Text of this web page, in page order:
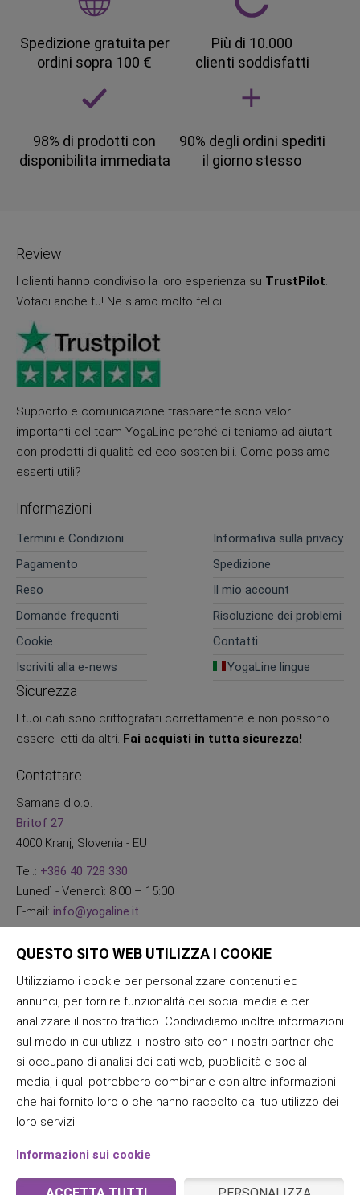
Spedizione gratuita per
ordini sopra 100 €
Più di 10.000
clienti soddisfatti
98% di prodotti con
disponibilita immediata
90% degli ordini spediti
il giorno stesso
Review
I clienti hanno condiviso la loro esperienza su TrustPilot.
Votaci anche tu! Ne siamo molto felici.
Supporto e comunicazione trasparente sono valori
importanti del team YogaLine perché ci teniamo ad aiutarti
con prodotti di qualità ed eco-sostenibili. Come possiamo
esserti utili?
Informazioni
Termini e Condizioni
Informativa sulla privacy
Pagamento
Spedizione
Reso
Il mio account
Domande frequenti
Risoluzione dei problemi
Cookie
Contatti
Iscriviti alla e-news
YogaLine lingue
Sicurezza
I tuoi dati sono crittografati correttamente e non possono
essere letti da altri. Fai acquisti in tutta sicurezza!
Contattare
Samana d.o.o.
Britof 27
4000 Kranj, Slovenia - EU
Tel.: +386 40 728 330
Lunedì - Venerdì: 8:00 – 15:00
E-mail: info@yogaline.it
QUESTO SITO WEB UTILIZZA I COOKIE
Utilizziamo i cookie per personalizzare contenuti ed
annunci, per fornire funzionalità dei social media e per
analizzare il nostro traffico. Condividiamo inoltre informazioni
sul modo in cui utilizzi il nostro sito con i nostri partner che
si occupano di analisi dei dati web, pubblicità e social
media, i quali potrebbero combinarle con altre informazioni
che hai fornito loro o che hanno raccolto dal tuo utilizzo dei
loro servizi.
Informazioni sui cookie